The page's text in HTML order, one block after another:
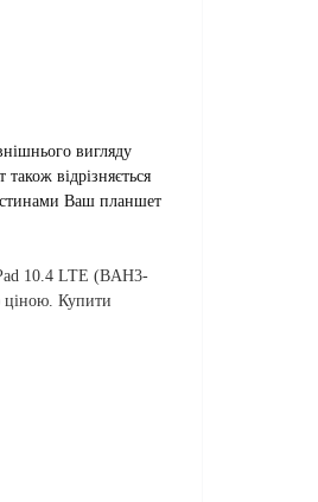
вигляду
відрізняється
Ваш планшет
10.4 LTE (BAH3-
ціною. Купити